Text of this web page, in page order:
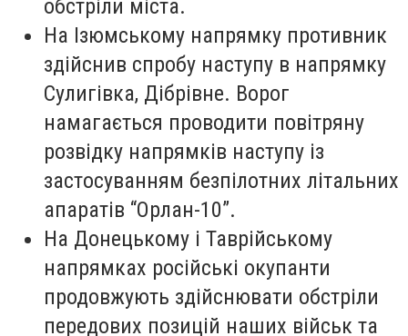
обстріли міста.
На Ізюмському напрямку противник
здійснив спробу наступу в напрямку
Сулигівка, Дібрівне. Ворог
намагається проводити повітряну
розвідку напрямків наступу із
застосуванням безпілотних літальних
апаратів “Орлан-10”.
На Донецькому і Таврійському
напрямках російські окупанти
продовжують здійснювати обстріли
передових позицій наших військ та